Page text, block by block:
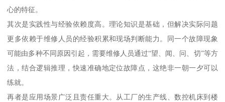
心的特征。
其次是实践性与经验依赖度高。理论知识是基础，但解决实际问题
更多依赖于维修人员的经验积累和现场判断能力。同一个故障现象
可能由多种不同原因引起，需要维修人员通过“望、闻、问、切”等方
法，结合逻辑推理，快速准确地定位故障点，这绝非一朝一夕可以
练就。
再者是应用场景广泛且责任重大。从工厂的生产线、数控机床到楼